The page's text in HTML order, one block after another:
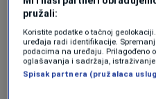
taj način planira.
Kelly i Timothy prestali
kada su postali baka i
pružali:
Koristite podatke o tačnoj
uređaja radi identifikacije.
podacima na uređaju. Prilagođeno
oglašavanja i sadržaja,
Spisak partnera (pružalaca